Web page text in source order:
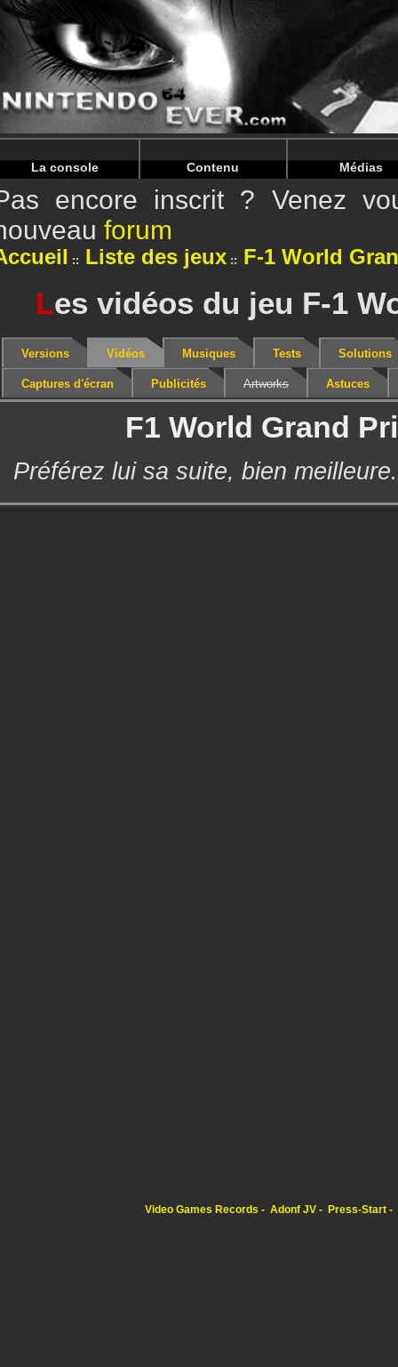
Warning: Undefined array key "HTTP_REFERER" in /
Warning: Undefined array key "HTTP_REFERER" in /
La console Contenu Médias
encore inscrit ? Venez
forum
Liste des jeux F-1 World
Les vidéos du jeu F-1
Versions Vidéos Musiques Tests Solutions
Captures d'écran Publicités Artworks Astuces
F1 World Grand
Préférez lui sa suite, bien meilleure.
Video Games Records Adonf JV Press-Start